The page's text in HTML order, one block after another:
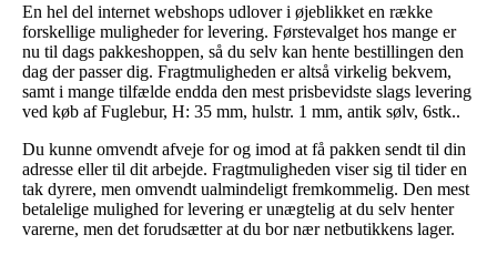
En hel del internet webshops udlover i øjeblikket en række
forskellige muligheder for levering. Førstevalget hos mange er
nu til dags pakkeshoppen, så du selv kan hente bestillingen den
dag der passer dig. Fragtmuligheden er altså virkelig bekvem,
samt i mange tilfælde endda den mest prisbevidste slags levering
ved køb af Fuglebur, H: 35 mm, hulstr. 1 mm, antik sølv, 6stk..
Du kunne omvendt afveje for og imod at få pakken sendt til din
adresse eller til dit arbejde. Fragtmuligheden viser sig til tider en
tak dyrere, men omvendt ualmindeligt fremkommelig. Den mest
betalelige mulighed for levering er unægtelig at du selv henter
varerne, men det forudsætter at du bor nær netbutikkens lager.